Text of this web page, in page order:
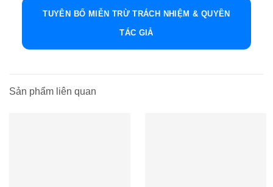
TUYÊN BỐ MIỄN TRỪ TRÁCH NHIỆM & QUYỀN
TÁC GIẢ
Sản phẩm liên quan